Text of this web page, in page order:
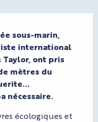
sous-marin,
international
Taylor, ont pris
mètres du
nécessaire.
écologiques et